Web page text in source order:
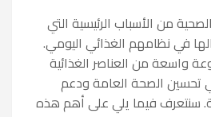
الصحية من الأسباب الرئيسية التي
في نظامهم الغذائي اليومي.
من العناصر الغذائية
تحسين الصحة العامة ودعم
سنتعرف فيما يلي على أهم هذه